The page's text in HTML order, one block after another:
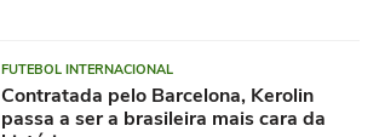
FUTEBOL INTERNACIONAL
Contratada pelo Barcelona, Kerolin
passa a ser a brasileira mais cara da